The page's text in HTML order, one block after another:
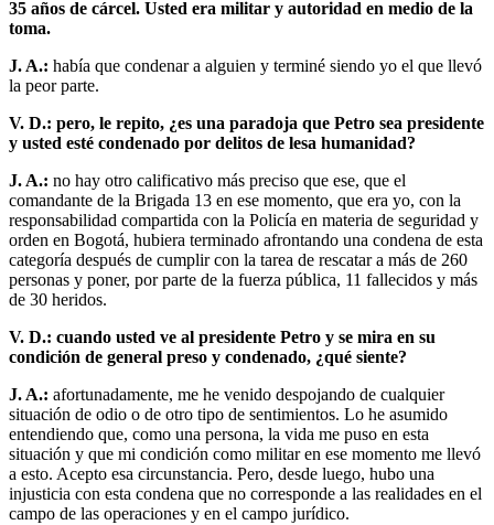
35 años de cárcel. Usted era militar y autoridad en medio de la
toma.
J. A.: había que condenar a alguien y terminé siendo yo el que llevó
la peor parte.
V. D.: pero, le repito, ¿es una paradoja que Petro sea presidente
y usted esté condenado por delitos de lesa humanidad?
J. A.: no hay otro calificativo más preciso que ese, que el
comandante de la Brigada 13 en ese momento, que era yo, con la
responsabilidad compartida con la Policía en materia de seguridad y
orden en Bogotá, hubiera terminado afrontando una condena de esta
categoría después de cumplir con la tarea de rescatar a más de 260
personas y poner, por parte de la fuerza pública, 11 fallecidos y más
de 30 heridos.
V. D.: cuando usted ve al presidente Petro y se mira en su
condición de general preso y condenado, ¿qué siente?
J. A.: afortunadamente, me he venido despojando de cualquier
situación de odio o de otro tipo de sentimientos. Lo he asumido
entendiendo que, como una persona, la vida me puso en esta
situación y que mi condición como militar en ese momento me llevó
a esto. Acepto esa circunstancia. Pero, desde luego, hubo una
injusticia con esta condena que no corresponde a las realidades en el
campo de las operaciones y en el campo jurídico.